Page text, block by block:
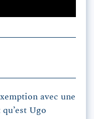
avec une
Ugo